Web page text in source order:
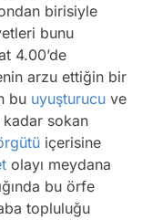
birisiyle
bunu
4.00’de
arzu ettiğin bir
bu uyuşturucu ve
kadar sokan
içerisine
olayı meydana
bu örfe
topluluğu